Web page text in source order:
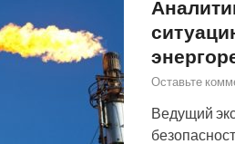
Оставьте
Ведущий